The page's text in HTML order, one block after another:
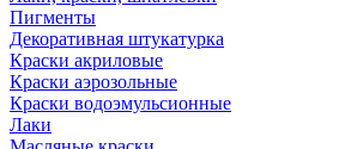
Пигменты
Декоративная штукатурка
Краски акриловые
Краски аэрозольные
Краски водоэмульсионные
Лаки